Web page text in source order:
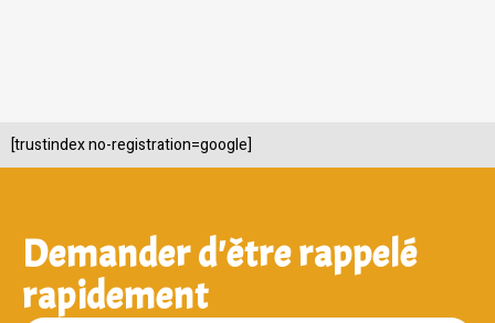
[trustindex no-registration=google]
Demander d'être rappelé
rapidement